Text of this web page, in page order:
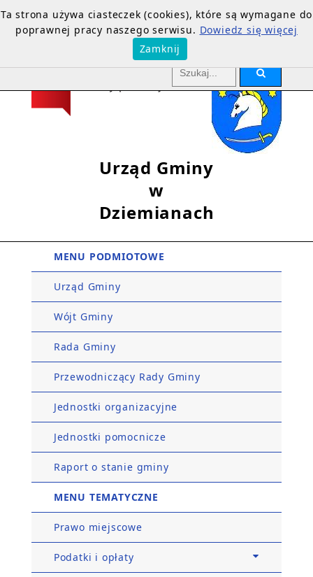
Urząd Gminy
w
Dziemianach
MENU PODMIOTOWE
Urząd Gminy
Wójt Gminy
Rada Gminy
Przewodniczący Rady Gminy
Jednostki organizacyjne
Jednostki pomocnicze
Raport o stanie gminy
MENU TEMATYCZNE
Prawo miejscowe
Podatki i opłaty
Ta strona używa ciasteczek (cookies), które są wymagane do
poprawnej pracy naszego serwisu. Dowiedz się więcej
Zamknij